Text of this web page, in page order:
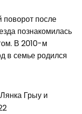
поворот после
познакомилась
В 2010-м
в семье родился
Лянка Грыу и